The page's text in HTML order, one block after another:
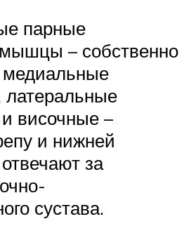
парные
– собственно
височные –
и нижней
за
сустава.